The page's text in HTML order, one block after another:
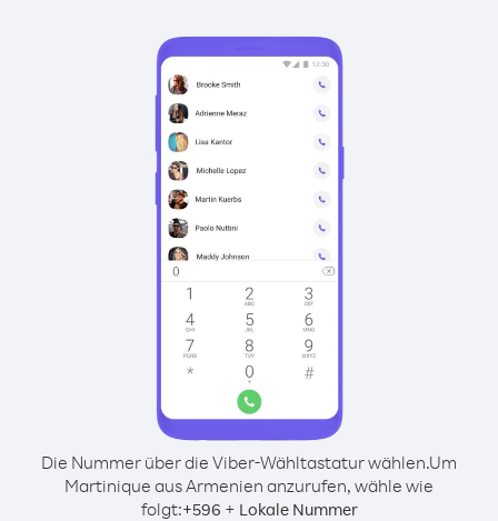
Die Nummer über die Viber-Wähltastatur wählen.Um
Martinique aus Armenien anzurufen, wähle wie
folgt:+596 + Lokale Nummer